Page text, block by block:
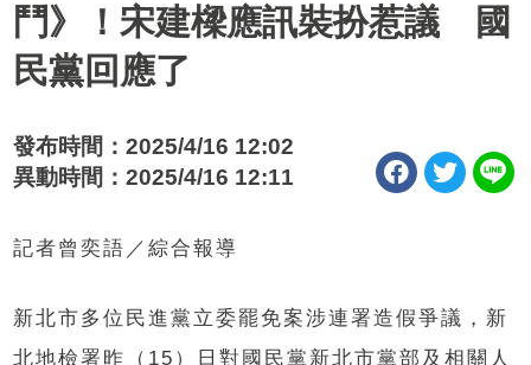
鬥》！宋建樑應訊裝扮惹議 國
民黨回應了
發布時間：2025/4/16 12:02
異動時間：2025/4/16 12:11
記者曾奕語／綜合報導
新北市多位民進黨立委罷免案涉連署造假爭議，新
北地檢署昨（15）日對國民黨新北市黨部及相關人